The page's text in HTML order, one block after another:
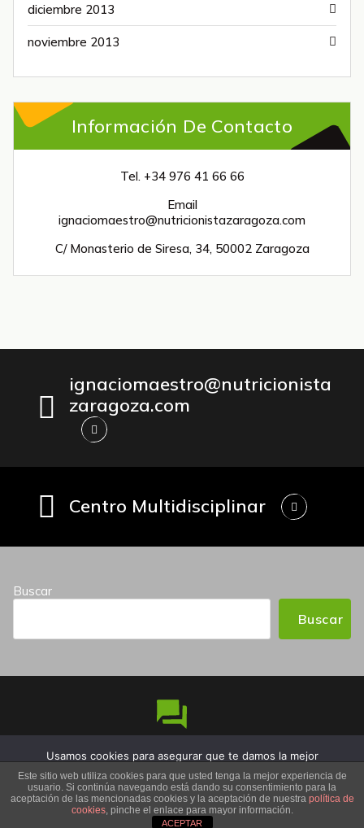
diciembre 2013
noviembre 2013
Información De Contacto
Tel. +34 976 41 66 66
Email
ignaciomaestro@nutricionistazaragoza.com
C/ Monasterio de Siresa, 34, 50002 Zaragoza
ignaciomaestro@nutricionista
zaragoza.com
Centro Multidisciplinar
Buscar
Buscar
Copyright © 2026 Iñaki Maestro Nutricionista | Funciona
gracias aOwlPress
Este sitio web utiliza cookies para que usted tenga la mejor experiencia de
usuario. Si continúa navegando está dando su consentimiento para la
aceptación de las mencionadas cookies y la aceptación de nuestra política de
cookies, pinche el enlace para mayor información.
ACEPTAR
Usamos cookies para asegurar que te damos la mejor
experiencia en nuestra web. Si continúas usando este sitio,
asumiremos que estás de acuerdo con ello.
Aceptar
No Política de privacidad